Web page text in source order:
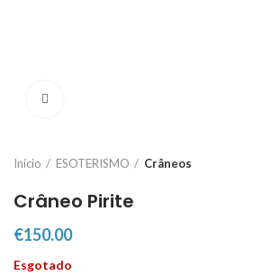
Início ESOTERISMO Crâneos
Crâneo Pirite
€150.00
Esgotado